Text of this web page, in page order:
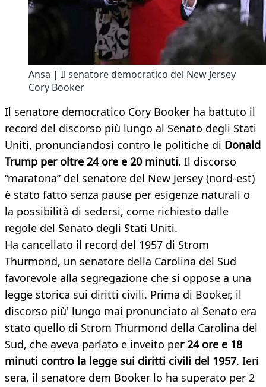
Ansa | Il senatore democratico del New Jersey
Cory Booker
Il senatore democratico Cory Booker ha battuto il
record del discorso più lungo al Senato degli Stati
Uniti, pronunciandosi contro le politiche di Donald
Trump per oltre 24 ore e 20 minuti. Il discorso
“maratona” del senatore del New Jersey (nord-est)
è stato fatto senza pause per esigenze naturali o
la possibilità di sedersi, come richiesto dalle
regole del Senato degli Stati Uniti.
Ha cancellato il record del 1957 di Strom
Thurmond, un senatore della Carolina del Sud
favorevole alla segregazione che si oppose a una
legge storica sui diritti civili. Prima di Booker, il
discorso più' lungo mai pronunciato al Senato era
stato quello di Strom Thurmond della Carolina del
Sud, che aveva parlato e inveito per 24 ore e 18
minuti contro la legge sui diritti civili del 1957. Ieri
sera, il senatore dem Booker lo ha superato per 2